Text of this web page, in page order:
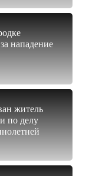
нападение
житель
по делу